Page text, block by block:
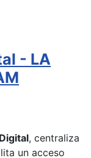
- LA
, centraliza
un acceso